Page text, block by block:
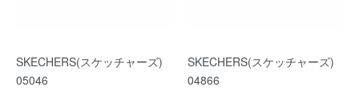
SKECHERS(スケッチャーズ)
05046
SKECHERS(スケッチャーズ)
04866